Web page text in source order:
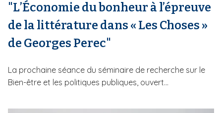
"L’Économie du bonheur à l’épreuve
de la littérature dans « Les Choses »
de Georges Perec"
La prochaine séance du séminaire de recherche sur le
Bien-être et les politiques publiques, ouvert...